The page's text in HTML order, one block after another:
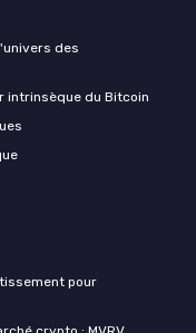
des
intrinsèque du Bitcoin
pour